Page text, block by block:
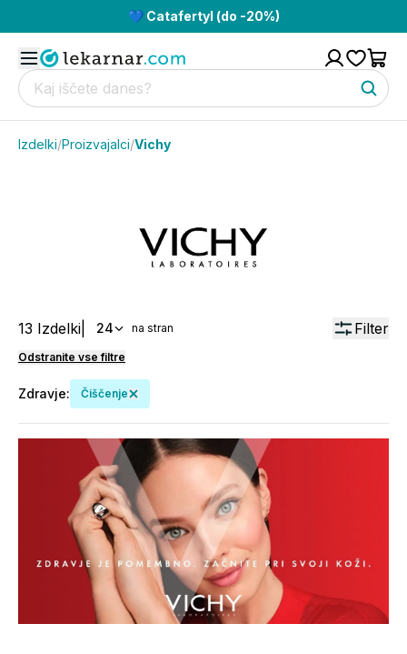
💙 Catafertyl (do -20%)
Izdelki/Proizvajalci/Vichy
13 Izdelki 24 na stran Filter
Odstranite vse filtre
Zdravje: Čiščenje